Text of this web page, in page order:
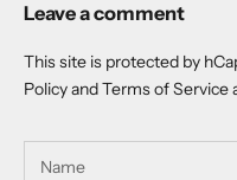
Leave a comment
This site is protected by
PolicyandTerms of Service